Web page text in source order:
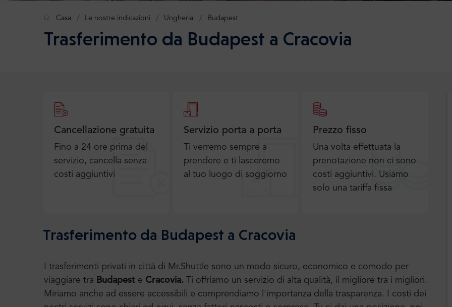
Casa Le nostre indicazioni Ungheria Budapest
Trasferimento da Budapest a Cracovia
Cancellazione gratuita
Fino a 24 ore prima del
servizio, cancella senza
costi aggiuntivi
Servizio porta a porta
Ti verremo sempre a
prendere e ti lasceremo
al tuo luogo di soggiorno
Prezzo fisso
Una volta effettuata la
prenotazione non ci sono
costi aggiuntivi. Usiamo
solo una tariffa fissa
Trasferimento da Budapest a Cracovia
I trasferimenti privati in città di Mr.Shuttle sono un modo sicuro, economico e comodo per
viaggiare tra Budapest e Cracovia.
Ti offriamo un servizio di alta qualità, il migliore tra i migliori.
Miriamo anche ad essere accessibili e comprendiamo l'importanza della trasparenza. I costi dei